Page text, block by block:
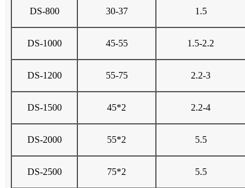
DS-800 30-37 1.5
DS-1000 45-55 1.5-2.2
DS-1200 55-75 2.2-3
DS-1500 45*2 2.2-4
DS-2000 55*2 5.5
DS-2500 75*2 5.5